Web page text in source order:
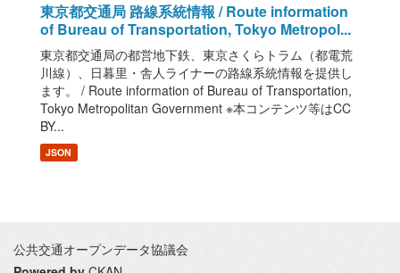
東京都交通局 路線系統情報 / Route information
of Bureau of Transportation, Tokyo Metropol...
東京都交通局の都営地下鉄、東京さくらトラム（都電荒
川線）、日暮里・舎人ライナーの路線系統情報を提供し
ます。 / Route information of Bureau of Transportation,
Tokyo Metropolitan Government ※本コンテンツ等はCC
BY...
JSON
公共交通オープンデータ協議会